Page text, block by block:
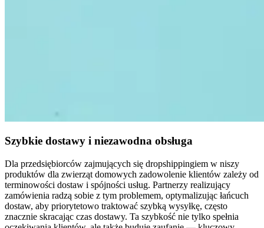
Szybkie dostawy i niezawodna obsługa
Dla przedsiębiorców zajmujących się dropshippingiem w niszy
produktów dla zwierząt domowych zadowolenie klientów zależy od
terminowości dostaw i spójności usług. Partnerzy realizujący
zamówienia radzą sobie z tym problemem, optymalizując łańcuch
dostaw, aby priorytetowo traktować szybką wysyłkę, często
znacznie skracając czas dostawy. Ta szybkość nie tylko spełnia